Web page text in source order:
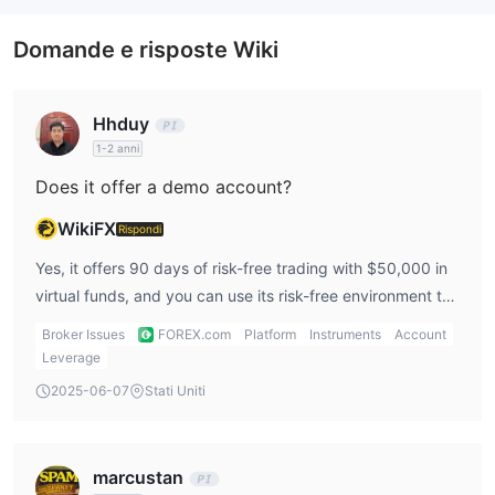
L'entità del Regno Unito di Forex.com,
Limited , regolamentata dall'autorità di regolamentazione di
possiede una licenza per il Market Making (MM).
L'entità con sede in Giappone,
regolamentata dalla FSA con il numero di regolamentazione 関東
Forex License.
GAIN CAPITAL GROUP LLC,l'entità statunitense,
regolamentata dalla NFA con il numero di regolamentazione
L'entità canadese,GAIN Capital -FOREX.comCanada
Ltd.,è regolamentata dalla IIROC, possiede una licenza per il
Market Making (MM), con licenza non rilasciata.
dettaglio.
Domande e risposte Wiki
Hhduy
1-2 anni
Does it offer a demo account?
WikiFXRispondi
Yes, it offers 90 days of risk-free trading with $50,000 in
virtual funds, and you can use its risk-free environment to
hone your skills and improve your trading strategy.
Broker Issues FOREX.com Platform Instruments
Account
Leverage
2025-06-07
Stati Uniti
marcustan